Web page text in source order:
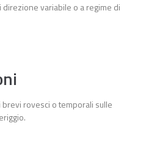
variabile o a regime di
rovesci o temporali sulle